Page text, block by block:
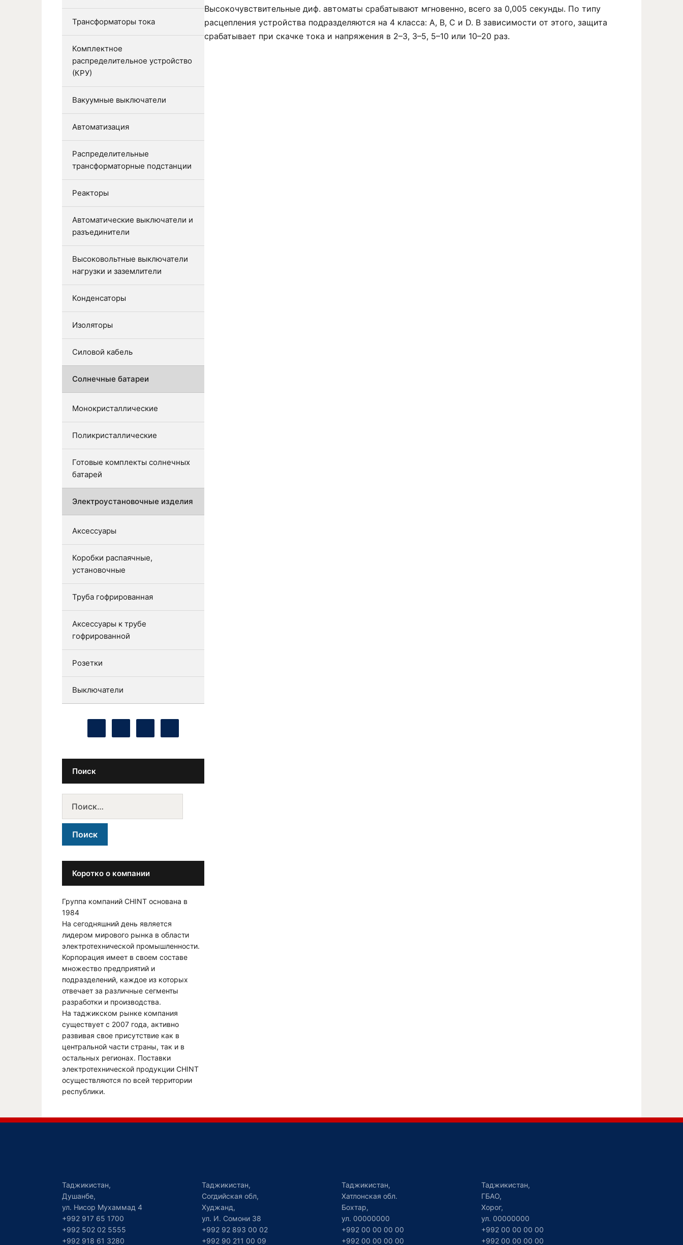
Высокочувствительные диф. автоматы срабатывают мгновенно, всего за 0,005 секунды. По типу
расцепления устройства подразделяются на 4 класса: A, B, C и D. В зависимости от этого, защита
срабатывает при скачке тока и напряжения в 2–3, 3–5, 5–10 или 10–20 раз.
Трансформаторы тока
Комплектное
распределительное устройство
(КРУ)
Вакуумные выключатели
Автоматизация
Распределительные
трансформаторные подстанции
Реакторы
Автоматические выключатели и
разъединители
Высоковольтные выключатели
нагрузки и заземлители
Конденсаторы
Изоляторы
Силовой кабель
Солнечные батареи
Монокристаллические
Поликристаллические
Готовые комплекты солнечных
батарей
Электроустановочные изделия
Аксессуары
Коробки распаячные,
установочные
Труба гофрированная
Аксессуары к трубе
гофрированной
Розетки
Выключатели
Поиск
Коротко о компании
Группа компаний CHINT основана в
1984
На сегодняшний день является
лидером мирового рынка в области
электротехнической промышленности.
Корпорация имеет в своем составе
множество предприятий и
подразделений, каждое из которых
отвечает за различные сегменты
разработки и производства.
На таджикском рынке компания
существует с 2007 года, активно
развивая свое присутствие как в
центральной части страны, так и в
остальных регионах. Поставки
электротехнической продукции CHINT
осуществляются по всей территории
республики.
Таджикистан,
Душанбе,
ул. Нисор Мухаммад 4
+992 917 65 1700
+992 502 02 5555
+992 918 61 3280
Таджикистан,
Согдийская обл,
Худжанд,
ул. И. Сомони 38
+992 92 893 00 02
+992 90 211 00 09
Таджикистан,
Хатлонская обл.
Бохтар,
ул. 00000000
+992 00 00 00 00
+992 00 00 00 00
Таджикистан,
ГБАО,
Хорог,
ул. 00000000
+992 00 00 00 00
+992 00 00 00 00